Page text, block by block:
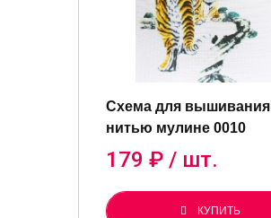
Схема для вышивания
нитью мулине 0010
179 ₽ / шт.
КУПИТЬ